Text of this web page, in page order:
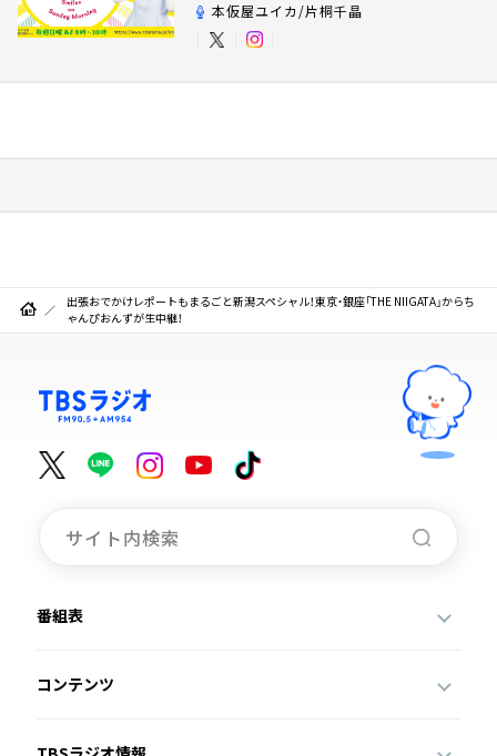
本仮屋ユイカ/片桐千晶
出張おでかけレポートもまるごと新潟スペシャル！東京・銀座「THE NIIGATA」からち
ゃんぴおんずが生中継！
番組表
コンテンツ